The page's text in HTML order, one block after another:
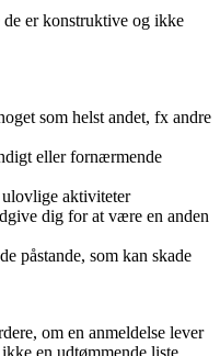
er konstruktive og ikke
som helst andet, fx andre
eller fornærmende
aktiviteter
dig for at være en anden
påstande, som kan skade
om en anmeldelse lever
ikke en udtømmende liste.